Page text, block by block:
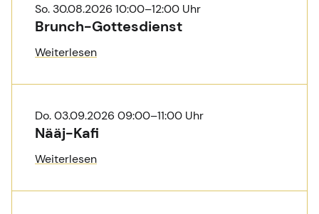
So. 30.08.2026 10:00–12:00 Uhr
Brunch-Gottesdienst
Weiterlesen
Do. 03.09.2026 09:00–11:00 Uhr
Nääj-Kafi
Weiterlesen